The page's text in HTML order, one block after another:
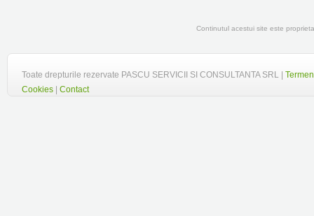
Continutul acestui site este
Toate drepturile rezervate PASCU SERVICII SI CONSULTANTA SRL |
Cookies
Contact